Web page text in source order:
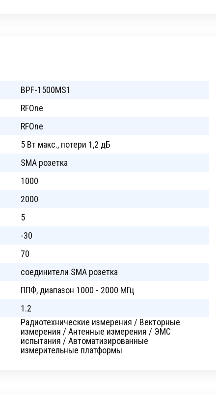
BPF-1500MS1
RFOne
RFOne
5 Вт макс., потери 1,2 дБ
SMA розетка
1000
2000
5
-30
70
соединители SMA розетка
ППФ, диапазон 1000 - 2000 МГц
1.2
Радиотехнические измерения / Векторные
измерения / Антенные измерения / ЭМС
испытания / Автоматизированные
измерительные платформы